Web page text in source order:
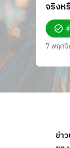
จริงห
7 พฤศจิ
ข่า